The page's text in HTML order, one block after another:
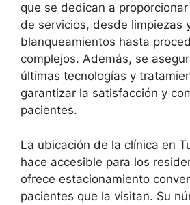
que se dedican a
de servicios, desde limpiezas
blanqueamientos hasta
complejos. Además, se
últimas tecnologías y
garantizar la satisfacción y
pacientes.
La ubicación de la clínica en
hace accesible para los
ofrece estacionamiento
pacientes que la visitan. Su